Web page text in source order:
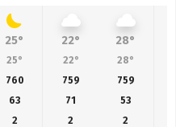
25° 22° 28°
25° 22° 28°
760 759 759
63 71 53
2 2
2